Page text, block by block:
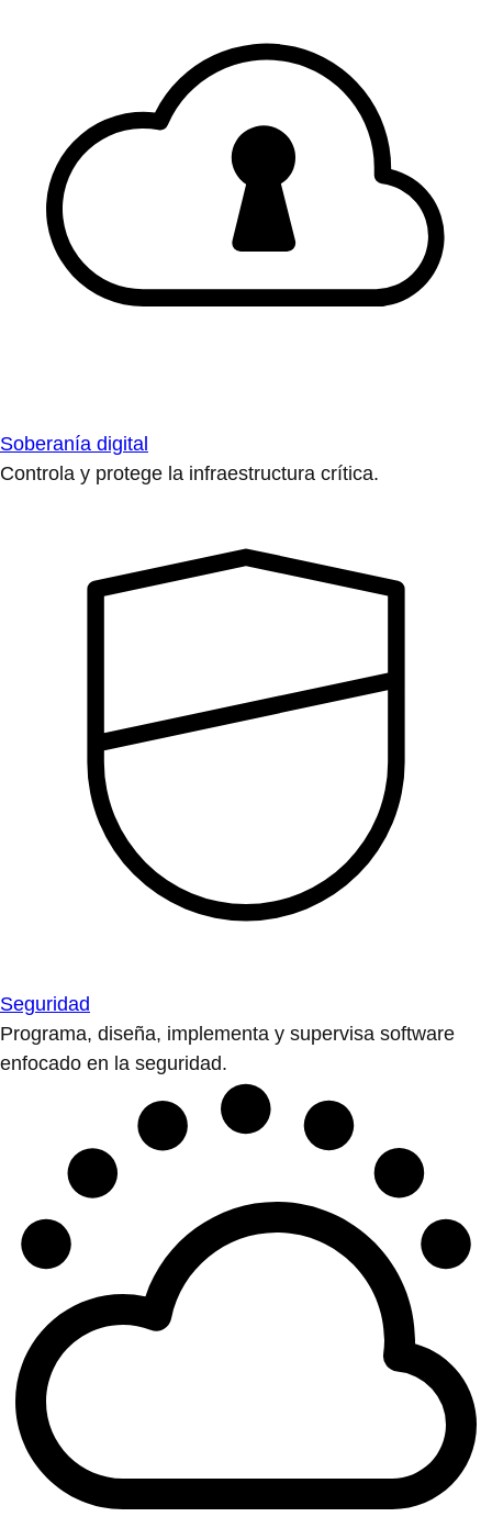
Soberanía digital
Controla y protege la infraestructura crítica.
Seguridad
Programa, diseña, implementa y supervisa software
enfocado en la seguridad.